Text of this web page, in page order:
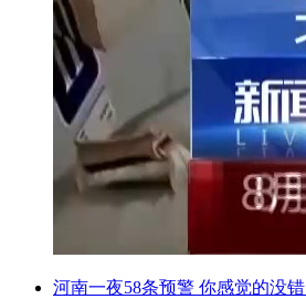
河南一夜58条预警 你感觉的没